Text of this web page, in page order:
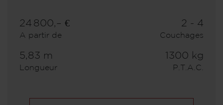
24 800,– €
A partir de
2 - 4
Couchages
5,83 m
Longueur
1300 kg
P.T.A.C.